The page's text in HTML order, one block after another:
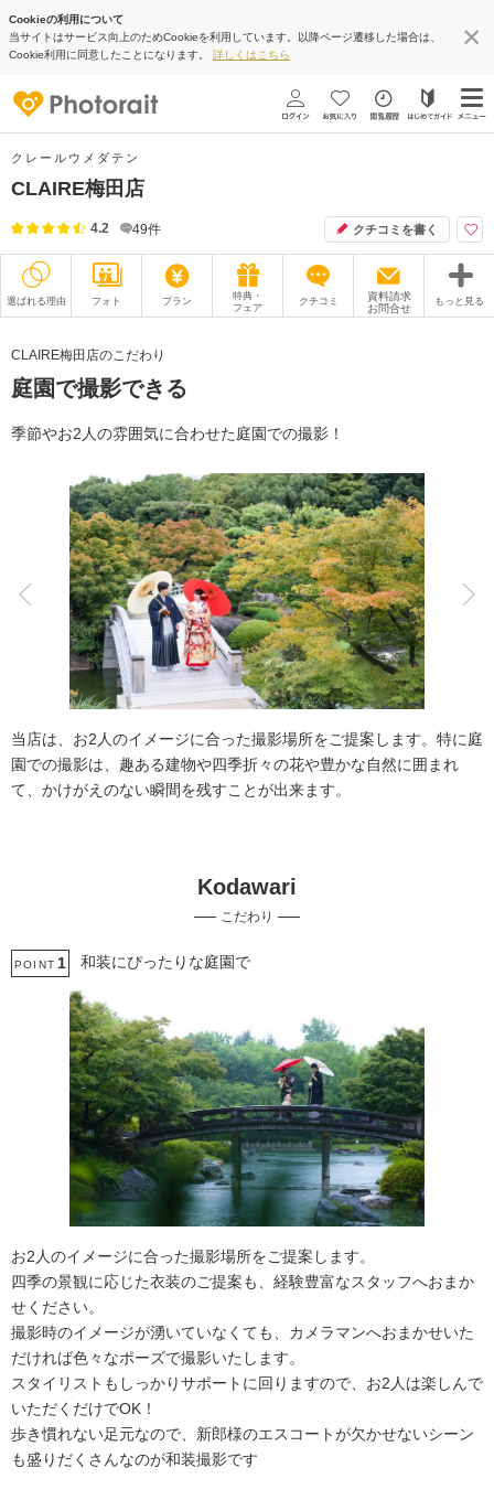
Cookieの利用について
当サイトはサービス向上のためCookieを利用しています。以降ページ遷移した場合は、
Cookie利用に同意したことになります。 詳しくはこちら
クレールウメダテン
CLAIRE梅田店
4.2 49件 クチコミを書く
選ばれる理由 フォト プラン
特典・
フェア
クチコミ
資料請求
お問合せ
もっと見る
衣装
オプション ブログ
アクセス/TEL スタジオトップ
こだわりポイント
3万円以下のプラン 海での撮影
豊富な色打掛・着物
マタニティフォト
家族・友人と撮影
子供用の衣装
事前来店なしで撮影
CLAIRE梅田店のこだわり
庭園で撮影できる
季節やお2人の雰囲気に合わせた庭園での撮影！
当店は、お2人のイメージに合った撮影場所をご提案します。特に庭
園での撮影は、趣ある建物や四季折々の花や豊かな自然に囲まれ
て、かけがえのない瞬間を残すことが出来ます。
Kodawari
こだわり
POINT 1 和装にぴったりな庭園で
お2人のイメージに合った撮影場所をご提案します。
四季の景観に応じた衣装のご提案も、経験豊富なスタッフへおまか
せください。
撮影時のイメージが湧いていなくても、カメラマンへおまかせいた
だければ色々なポーズで撮影いたします。
スタイリストもしっかりサポートに回りますので、お2人は楽しんで
いただくだけでOK！
歩き慣れない足元なので、新郎様のエスコートが欠かせないシーン
も盛りだくさんなのが和装撮影です